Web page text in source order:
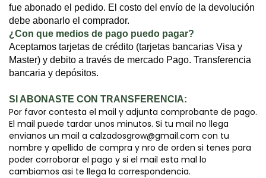
fue abonado el pedido. El costo del envío de la devolución
debe abonarlo el comprador.
¿Con que medios de pago puedo pagar?
Aceptamos tarjetas de crédito (tarjetas bancarias Visa y
Master) y debito a través de mercado Pago. Transferencia
bancaria y depósitos.
SI ABONASTE CON TRANSFERENCIA:
Por favor contesta el mail y adjunta comprobante de pago.
El mail puede tardar unos minutos. Si tu mail no llega
envianos un mail a calzadosgrow@gmail.com con tu
nombre y apellido de compra y nro de orden si tenes para
poder corroborar el pago y si el mail esta mal lo
cambiamos asi te llega la correspondencia.